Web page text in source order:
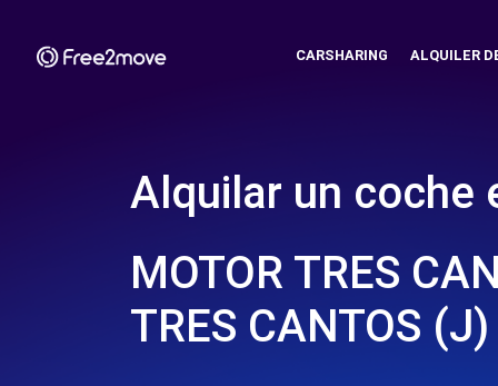
CARSHARING ALQUILER
Alquilar un coche
MOTOR TRES
TRES CANTOS (J)